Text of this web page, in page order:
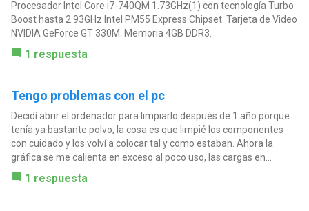
Procesador Intel Core i7-740QM 1.73GHz(1) con tecnología Turbo
Boost hasta 2.93GHz Intel PM55 Express Chipset. Tarjeta de Video
NVIDIA GeForce GT 330M. Memoria 4GB DDR3.
1 respuesta
Tengo problemas con el pc
Decidí abrir el ordenador para limpiarlo después de 1 año porque
tenía ya bastante polvo, la cosa es que limpié los componentes
con cuidado y los volví a colocar tal y como estaban. Ahora la
gráfica se me calienta en exceso al poco uso, las cargas en...
1 respuesta